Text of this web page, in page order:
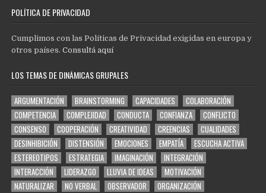
POLÍTICA DE PRIVACIDAD
Cumplimos con las Políticas de Privacidad exigidas en europa y
otros países.Consultá aquí
LOS TEMAS DE DINÁMICAS GRUPALES
ARGUMENTACIÓN BRAINSTORMING CAPACIDADES
COLABORACIÓN
COMPETENCIA
COMPLEJIDAD CONDUCTA CONFIANZA
CONFLICTO
CONSENSO
COOPERACIÓN CREATIVIDAD CREENCIAS
CUALIDADES
DESINHIBICIÓN
DISTENSIÓN EMOCIONES EMPATÍA
ESCUCHA ACTIVA
ESTEREOTIPOS
ESTRATEGIA IMAGINACIÓN
INTEGRACIÓN
INTERACCIÓN
LIDERAZGO LLUVIA DE IDEAS
MOTIVACIÓN
NATURALIZAR
NO VERBAL OBSERVADOR
ORGANIZACIÓN